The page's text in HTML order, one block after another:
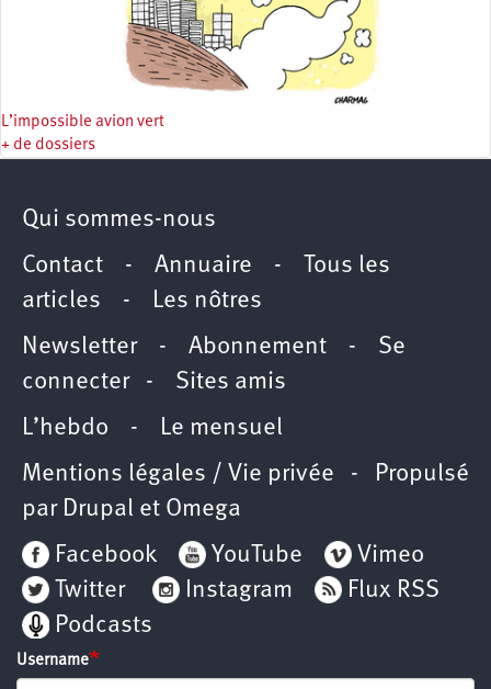
L’impossible avion vert
+ de dossiers
Qui sommes-nous
Contact - Annuaire -
Tous les
articles - Les nôtres
Newsletter- Abonnement - Se
connecter- Sites amis
L’hebdo - Le mensuel
Mentions légales / Vie privée - Propulsé
par Drupal et Omega
Facebook
YouTube
Vimeo
Twitter
Instagram
Flux RSS
Podcasts
Username